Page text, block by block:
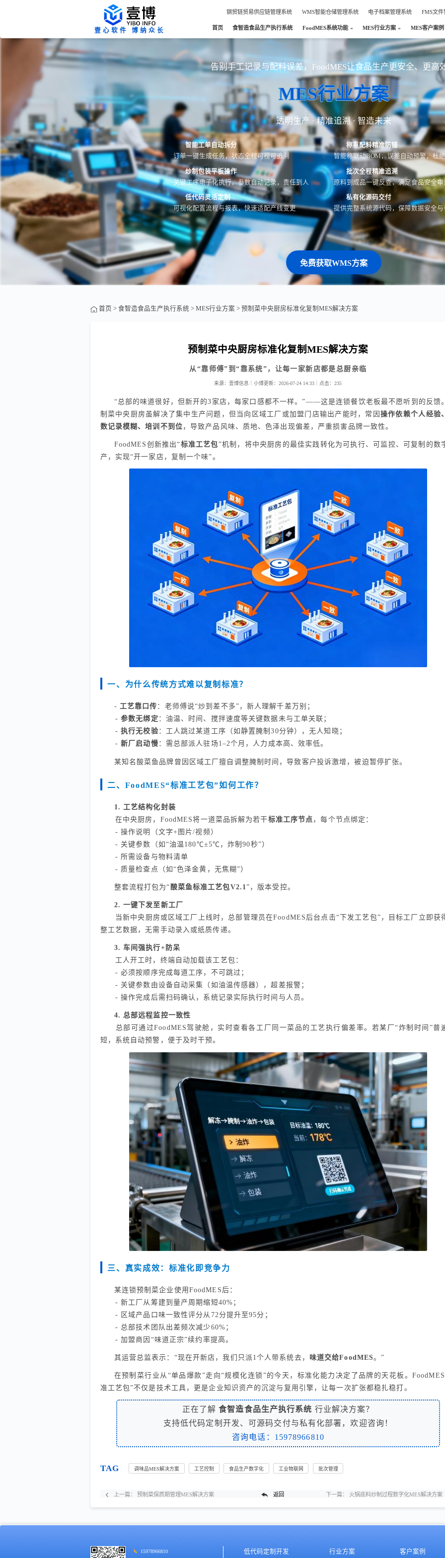
钢贸链贸易供应链管理系统 WMS智能仓储管理系统 电子档案管理系统 FMS文
壹心软件 博纳众长 首页 食智造食品生产执行系统 FoodMES系统功能 MES行业方案 MES客户案例
告别手工记录与配料误差，FoodMES让食品生产更安全、更高
MES行业方案
透明生产 · 精准追溯 · 智造未来
智能工单自动拆分
订单一键生成任务，状态全程可视可追溯
称重配料精准防错
智能称联动BOM，误差自动预警，杜
炒制包装平板操作
关键工序电子化执行，参数自动记录，责任到人
批次全程精准追溯
原料到成品一键反查，满足食品安全审
低代码灵活定制
可视化配置流程与报表，快速适配产线变更
私有化源码交付
提供完整系统源代码，保障数据安全与
免费获取WMS方案
首页 > 食智造食品生产执行系统 > MES行业方案 > 预制菜中央厨房标准化复制MES解决方案
预制菜中央厨房标准化复制MES解决方案
从“靠师傅”到“靠系统”，让每一家新店都是总厨亲临
来源：壹博信息｜小博更新：2026-07-24 14:33｜ 点击：235
“总部的味道很好，但新开的3家店，每家口感都不一样。”——这是连锁餐饮老板最不愿听到的反馈
制菜中央厨房虽解决了集中生产问题，但当向区域工厂或加盟门店输出产能时，常因 操作依赖个人经验
数记录模糊、培训不到位 ，导致产品风味、质地、色泽出现偏差，严重损害品牌一致性。
FoodMES创新推出“标准工艺包”机制，将中央厨房的最佳实践转化为可执行、可监控、可复制的数
产，实现“开一家店，复制一个味”。
一、为什么传统方式难以复制标准？
- 工艺靠口传 ：老师傅说“炒到差不多”，新人理解千差万别；
-参数无绑定 ：油温、时间、搅拌速度等关键数据未与工单关联；
-执行无校验：工人跳过某道工序（如静置腌制30分钟），无人知晓；
-新厂启动慢 ：需总部派人驻场1–2个月，人力成本高、效率低。
某知名酸菜鱼品牌曾因区域工厂擅自调整腌制时间，导致客户投诉激增，被迫暂停扩张。
二、FoodMES“标准工艺包”如何工作？
1. 工艺结构化封装
在中央厨房，FoodMES将一道菜品拆解为若干标准工序节点 ，每个节点绑定：
- 操作说明（文字+图片/视频）
- 关键参数（如“油温180℃±5℃，炸制90秒”）
- 所需设备与物料清单
- 质量检查点（如“色泽金黄，无焦糊”）
整套流程打包为“ 酸菜鱼标准工艺包V2.1”，版本受控。
2. 一键下发至新工厂
当新中央厨房或区域工厂上线时，总部管理员在FoodMES后台点击“下发工艺包”，目标工厂立即获
整工艺数据，无需手动录入或纸质传递。
3. 车间强执行+防呆
工人开工时，终端自动加载该工艺包：
- 必须按顺序完成每道工序，不可跳过；
- 关键参数由设备自动采集（如油温传感器），超差报警；
- 操作完成后需扫码确认，系统记录实际执行时间与人员。
4. 总部远程监控一致性
总部可通过FoodMES驾驶舱，实时查看各工厂同一菜品的工艺执行偏差率。若某厂“炸制时间”普
短，系统自动预警，便于及时干预。
三、真实成效：标准化即竞争力
某连锁预制菜企业使用FoodMES后：
- 新工厂从筹建到量产周期缩短40%；
- 区域产品口味一致性评分从72分提升至95分；
- 总部技术团队出差频次减少60%；
- 加盟商因“味道正宗”续约率提高。
其运营总监表示：“现在开新店，我们只派1个人带系统去， 味道交给FoodMES。”
在预制菜行业从“单品爆款”走向“规模化连锁”的今天，标准化能力决定了品牌的天花板。
准工艺包”不仅是技术工具，更是企业知识资产的沉淀与复用引擎，让每一次扩张都稳扎稳打。
正在了解食智造食品生产执行系统 行业解决方案？
支持低代码定制开发、可源码交付与私有化部署，欢迎咨询！
咨询电话：15978966810
TAG 调味品MES解决方案 工艺控制 食品生产数字化 工业物联网 批次管理
上一篇： 预制菜保质期管理MES解决方案 返回 下一篇： 火锅底料炒制过程数字化MES解决方案
15978966810 低代码定制开发 行业方案 客户案例